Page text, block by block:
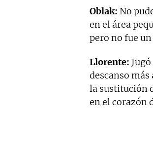
Oblak: No
en el área
pero no fue
Llorente:
descanso
la sustitución
en el corazón